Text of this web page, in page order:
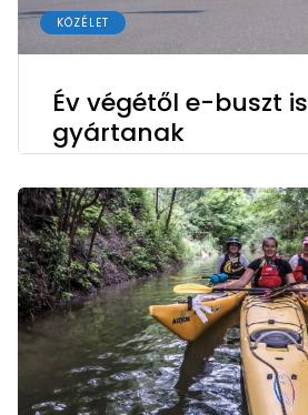
KÖZÉLET
Év végétől e-buszt is
gyártanak